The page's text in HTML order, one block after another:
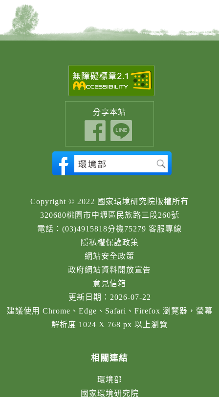
分享本站
Copyright © 2022 國家環境研究院版權所有
320680桃園市中壢區民族路三段260號
電話：(03)4915818分機75279 客服專線
隱私權保護政策
網站安全政策
政府網站資料開放宣告
意見信箱
更新日期：2026-07-22
建議使用 Chrome、Edge、Safari、Firefox 瀏覽器，螢幕
解析度 1024 X 768 px 以上瀏覽
相關連結
環境部
國家環境研究院